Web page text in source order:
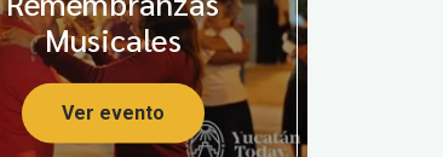
Musicales
Ver evento